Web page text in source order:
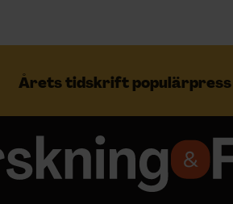
Årets tidskrift populärpress
& E-TIDNING
PODD